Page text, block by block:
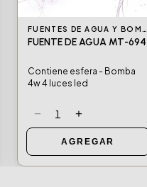
FUENTES DE AGUA Y BOMBAS DE AGUA
FUENTE DE AGUA MT-694
Contiene esfera - Bomba
4w 4 luces led
− 1 +
AGREGAR